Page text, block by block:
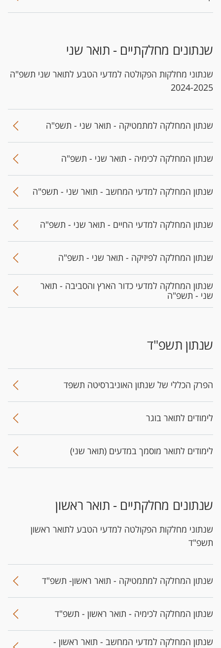
שנתונים מחלקתיים - תואר שני
שנתוני מחלקות הפקולטה למדעי הטבע לתואר שני תשפ"ה
2024-2025
שנתון המחלקה למתמטיקה - תואר שני - תשפ"ה
שנתון המחלקה לכימיה - תואר שני - תשפ"ה
שנתון המחלקה למדעי המחשב - תואר שני - תשפ"ה
שנתון המחלקה למדעי החיים - תואר שני - תשפ"ה
שנתון המחלקה לפיזיקה - תואר שני - תשפ"ה
שנתון המחלקה למדעי כדור הארץ והסביבה - תואר
שני - תשפ"ה
שנתון תשפ"ד
הפר​ק הכללי של שנתון האוניברסיטה​ תשפד
לימודים לתואר בוגר
לימודים לתואר מוסמך במדעים (תואר שני)​
שנתונים מחלקתיים - תואר ראשון
שנתוני מחלקות הפקולטה למדעי הטבע לתואר ראשון
תשפ"ד
שנתון המחלקה למתמטיקה - תואר ראשון- תשפ"ד
שנתון המחלקה לכימיה - תואר ראשון - תשפ"ד
שנתון המחלקה למדעי המחשב - תואר ראשון -